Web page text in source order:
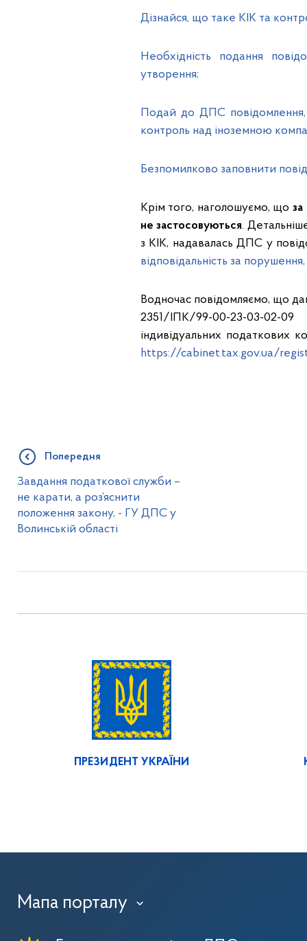
Дізнайся, що таке КІК та
Необхідність подання
утворення;
Подай до ДПС повідомлення,
контроль над іноземною
Безпомилково заповнити
Крім того, наголошуємо, щоза
не застосовуються.
з КІК, надавалась ДПС у
відповідальність за порушення,
Водночас повідомляємо, що
2351/ІПК/99-00-23-03-02-
індивідуальних податкових
https://cabinet.tax.gov.ua/
Попередня
Завдання податкової служби –
не карати, а роз’яснити
положення закону, - ГУ ДПС у
Волинській області
ПРЕЗИДЕНТ УКРАЇНИ
Мапа порталу ›